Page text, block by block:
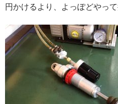
円かけるより、よっぽどやっ